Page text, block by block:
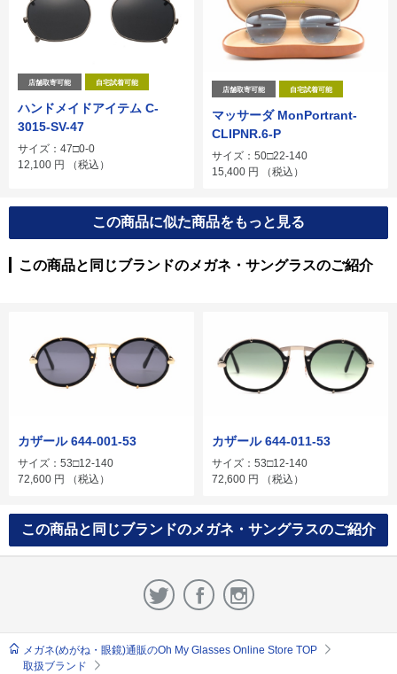
店舗取寄可能 自宅試着可能
ハンドメイドアイテム C-
3015-SV-47
サイズ：47□0-0
12,100 円 （税込）
店舗取寄可能 自宅試着可能
マッサーダ MonPortrant-
CLIPNR.6-P
サイズ：50□22-140
15,400 円 （税込）
この商品に似た商品をもっと見る
この商品と同じブランドのメガネ・サングラスのご紹介
カザール 644-001-53
サイズ：53□12-140
72,600 円 （税込）
カザール 644-011-53
サイズ：53□12-140
72,600 円 （税込）
この商品と同じブランドのメガネ・サングラスのご紹介
メガネ(めがね・眼鏡)通販のOh My Glasses Online Store TOP
取扱ブランド